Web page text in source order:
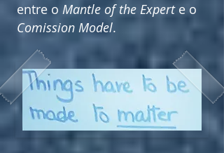
entre o Mantle of the Experte o
Comission Model.